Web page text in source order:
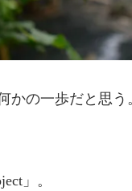
かの一歩だと思う
」。